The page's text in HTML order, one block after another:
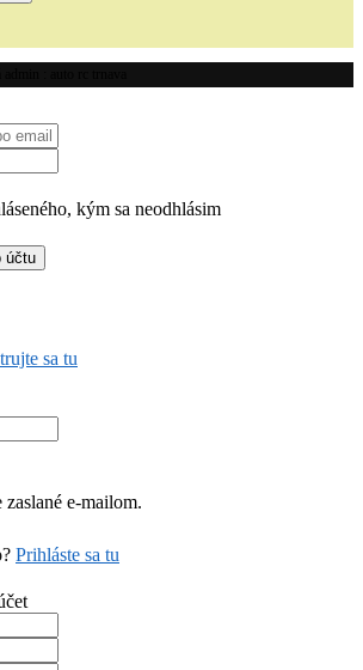
kým sa neodhlásim
sa tu
e-mailom.
Prihláste sa tu